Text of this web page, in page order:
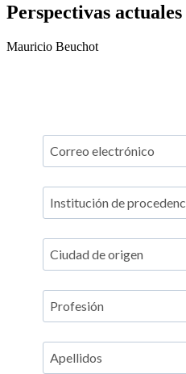
Perspectivas
Mauricio Beuchot